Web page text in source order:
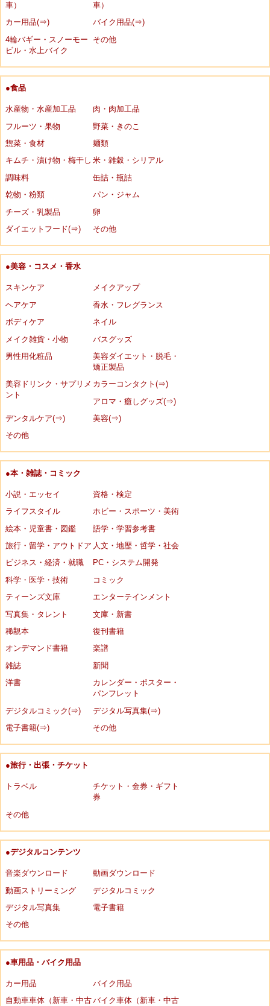
車）
車）
カー用品(⇒)
バイク用品(⇒)
4輪バギー・スノーモー
ビル・水上バイク
その他
●食品
水産物・水産加工品
肉・肉加工品
フルーツ・果物
野菜・きのこ
惣菜・食材
麺類
キムチ・漬け物・梅干し 米・雑穀・シリアル
調味料
缶詰・瓶詰
乾物・粉類
パン・ジャム
チーズ・乳製品
卵
ダイエットフード(⇒)
その他
●美容・コスメ・香水
スキンケア
メイクアップ
ヘアケア
香水・フレグランス
ボディケア
ネイル
メイク雑貨・小物
バスグッズ
男性用化粧品
美容ダイエット・脱毛・
矯正製品
美容ドリンク・サプリメ
ント
カラーコンタクト(⇒)
アロマ・癒しグッズ(⇒)
デンタルケア(⇒)
美容(⇒)
その他
●本・雑誌・コミック
小説・エッセイ
資格・検定
ライフスタイル
ホビー・スポーツ・美術
絵本・児童書・図鑑
語学・学習参考書
旅行・留学・アウトドア 人文・地歴・哲学・社会
ビジネス・経済・就職
PC・システム開発
科学・医学・技術
コミック
ティーンズ文庫
エンターテインメント
写真集・タレント
文庫・新書
稀覯本
復刊書籍
オンデマンド書籍
楽譜
雑誌
新聞
洋書
カレンダー・ポスター・
パンフレット
デジタルコミック(⇒)
デジタル写真集(⇒)
電子書籍(⇒)
その他
●旅行・出張・チケット
トラベル
チケット・金券・ギフト
券
その他
●デジタルコンテンツ
音楽ダウンロード
動画ダウンロード
動画ストリーミング
デジタルコミック
デジタル写真集
電子書籍
その他
●車用品・バイク用品
カー用品
バイク用品
自動車車体（新車・中古バイク車体（新車・中古